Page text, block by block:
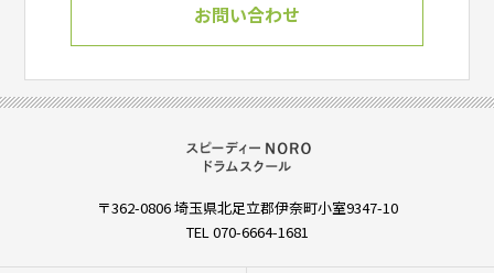
お問い合わせ
〒362-0806 埼玉県北足立郡伊奈町小室9347-10
TEL 070-6664-1681